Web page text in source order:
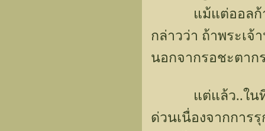
แม้แต่ออลก้าเอ
กล่าวว่า ถ้าพระเจ้
นอกจากรอชะตาก
แต่แล้ว..ในที่สุด
ด่วนเนื่องจากการ